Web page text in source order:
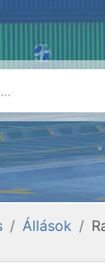
Állások